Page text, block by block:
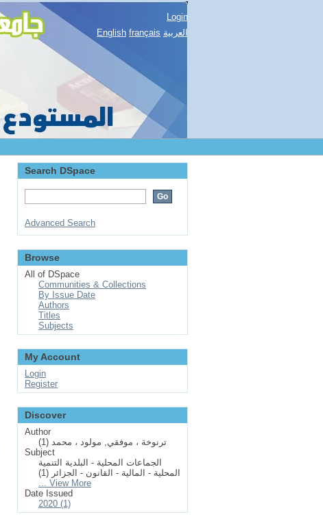
Login
English français العربية
Search DSpace
Advanced Search
Browse
All of DSpace
Communities & Collections
By Issue Date
Authors
Titles
Subjects
My Account
Login
Register
Discover
Author
ترنوخة ، موفقي, مولود ، محمد (1)
Subject
الجماعات المحلية - البلدية التنمية
المحلية - المالية - القانون - الجزائر (1)
... View More
Date Issued
2020 (1)